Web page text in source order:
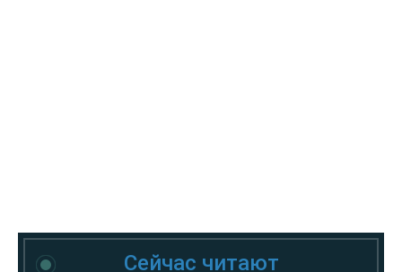
Сейчас читают